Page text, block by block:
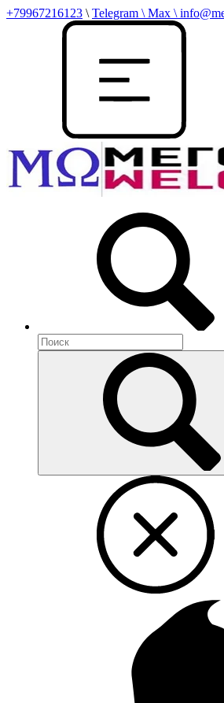
+79967216123 \ Telegram \ Max \